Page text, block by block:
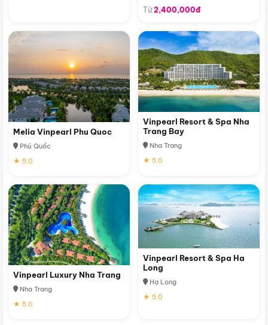
Từ2,400,000đ
Melia Vinpearl Phu Quoc
Phú Quốc
★ 5.0
Vinpearl Resort & Spa Nha
Trang Bay
Nha Trang
★ 5.0
Vinpearl Luxury Nha Trang
Nha Trang
★ 5.0
Vinpearl Resort & Spa Ha
Long
Hạ Long
★ 5.0